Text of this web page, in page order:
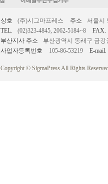
상호 (주)시그마프레스 주소
서울시
TEL.
(02)323-4845, 2062-5184~8
FAX.
부산지사 주소
부산광역시 동래구 금강
사업자등록번호
105-86-53219 E-mail.
Copyright © SigmaPress All Rights